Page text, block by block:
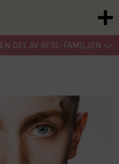
EN DEL AV RFSL-FAMILJEN